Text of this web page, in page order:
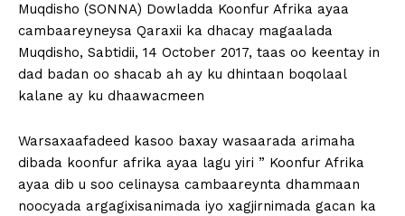
Muqdisho (SONNA) Dowladda Koonfur Afrika ayaa
cambaareyneysa Qaraxii ka dhacay magaalada
Muqdisho, Sabtidii, 14 October 2017, taas oo keentay in
dad badan oo shacab ah ay ku dhintaan boqolaal
kalane ay ku dhaawacmeen
Warsaxaafadeed kasoo baxay wasaarada arimaha
dibada koonfur afrika ayaa lagu yiri ” Koonfur Afrika
ayaa dib u soo celinaysa cambaareynta dhammaan
noocyada argagixisanimada iyo xagjirnimada gacan ka